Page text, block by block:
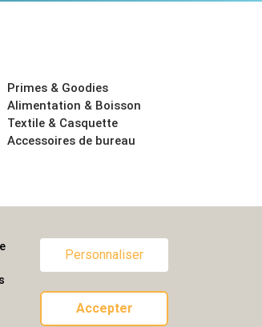
Primes & Goodies
Alimentation & Boisson
Textile & Casquette
Accessoires de bureau
Personnaliser
Accepter